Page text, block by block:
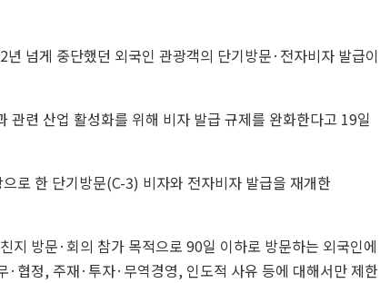
년 넘게 중단했던 외국인 관광객의 단기방문·전자비자 발급이
관련 산업 활성화를 위해 비자 발급 규제를 완화한다고 19일
로 한 단기방문(C-3) 비자와 전자비자 발급을 재개한
지 방문·회의 참가 목적으로 90일 이하로 방문하는 외국인에
·협정, 주재·투자·무역경영, 인도적 사유 등에 대해서만 제한